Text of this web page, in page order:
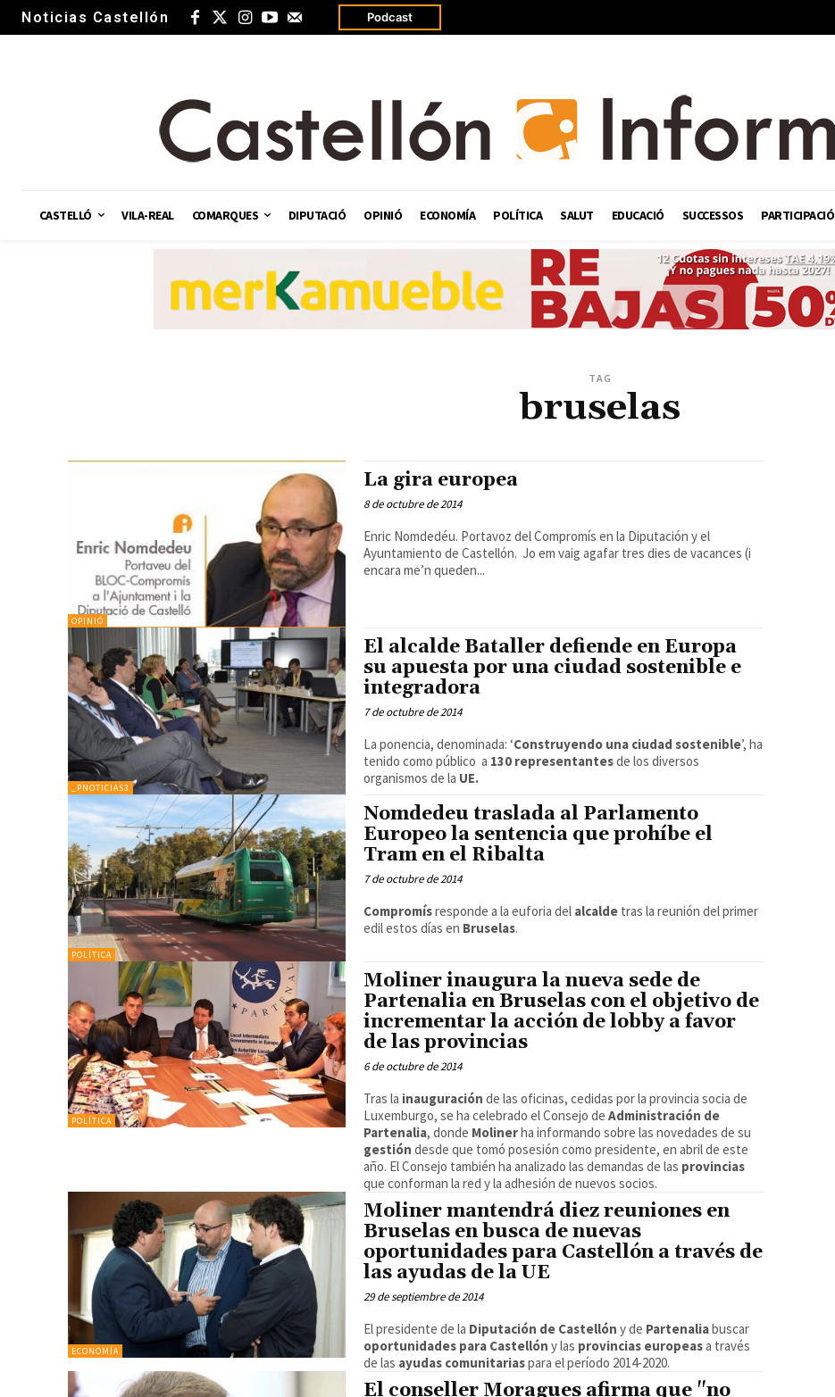
Noticias Castellón Podcast
CASTELLÓ VILA-REAL COMARQUES DIPUTACIÓ OPINIÓ ECONOMÍA POLÍTICA SALUT EDUCACIÓ SUCCESSOS PARTICIPACIÓ
TAG
bruselas
OPINIÓ
La gira europea
8 de octubre de 2014
Enric Nomdedéu. Portavoz del Compromís en la Diputación y el
Ayuntamiento de Castellón. Jo em vaig agafar tres dies de vacances (i
encara me’n queden...
_PNOTICIAS3
El alcalde Bataller defiende en Europa
su apuesta por una ciudad sostenible e
integradora
7 de octubre de 2014
La ponencia, denominada: ‘Construyendo una ciudad sostenible’, ha
tenido como público a 130 representantesde los diversos
organismos de la UE.
POLÍTICA
Nomdedeu traslada al Parlamento
Europeo la sentencia que prohíbe el
Tram en el Ribalta
7 de octubre de 2014
Compromísresponde a la euforia del alcalde tras la reunión del primer
edil estos días en Bruselas.
POLÍTICA
Moliner inaugura la nueva sede de
Partenalia en Bruselas con el objetivo de
incrementar la acción de lobby a favor
de las provincias
6 de octubre de 2014
Tras la inauguración de las oficinas, cedidas por la provincia socia de
Luxemburgo, se ha celebrado el Consejo deAdministración de
Partenalia, donde Molinerha informando sobre las novedades de su
gestióndesde que tomó posesión como presidente, en abril de este
año. El Consejo también ha analizado las demandas de las provincias
que conforman la red y la adhesión de nuevos socios.
ECONOMÍA
Moliner mantendrá diez reuniones en
Bruselas en busca de nuevas
oportunidades para Castellón a través de
las ayudas de la UE
29 de septiembre de 2014
El presidente de la Diputación de Castellón y de Partenaliabuscar
oportunidades para Castellón y las provincias europeasa través
de las ayudas comunitariaspara el período 2014-2020.
El conseller Moragues afirma que "no